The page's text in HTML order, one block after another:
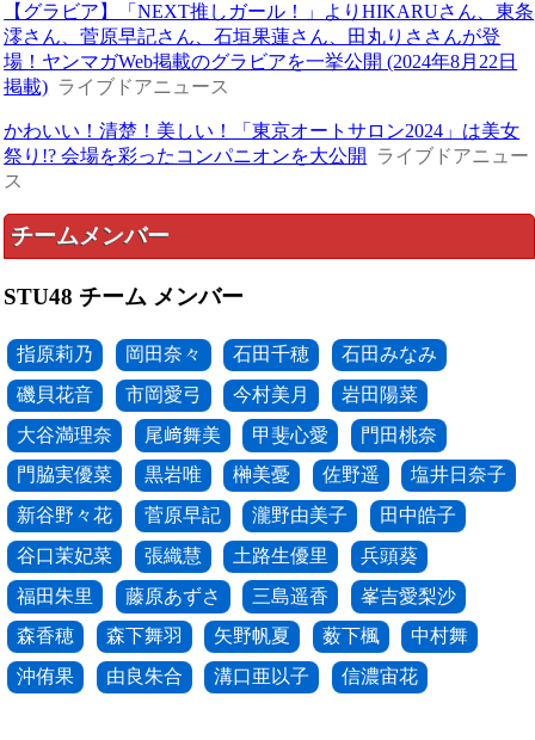
【グラビア】「NEXT推しガール！」よりHIKARUさん、東条
澪さん、菅原早記さん、石垣果蓮さん、田丸りささんが登
場！ヤンマガWeb掲載のグラビアを一挙公開 (2024年8月22日
掲載) ライブドアニュース
かわいい！清楚！美しい！「東京オートサロン2024」は美女
祭り!? 会場を彩ったコンパニオンを大公開
ライブドアニュー
ス
チームメンバー
STU48 チーム メンバー
指原莉乃 岡田奈々 石田千穂
石田みなみ
磯貝花音
市岡愛弓 今村美月
岩田陽菜
大谷満理奈
尾﨑舞美 甲斐心愛
門田桃奈
門脇実優菜
黒岩唯 榊美憂 佐野遥
塩井日奈子
新谷野々花
菅原早記 瀧野由美子
田中皓子
谷口茉妃菜
張織慧 土路生優里
兵頭葵
福田朱里
藤原あずさ 三島遥香
峯吉愛梨沙
森香穂
森下舞羽 矢野帆夏 薮下楓
中村舞
沖侑果
由良朱合 溝口亜以子 信濃宙花